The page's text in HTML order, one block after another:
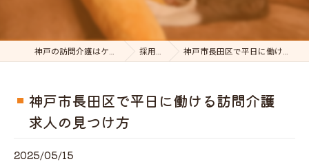
神戸の訪問介護はケアステーションDear 採用ブログ 神戸市長田区で平日に働ける訪問介護求人の見つけ方
神戸市長田区で平日に働ける訪問介護
求人の見つけ方
2025/05/15